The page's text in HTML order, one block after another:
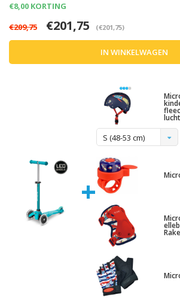
€8,00 KORTING
€209,75
€201,75 (€201,75)
IN WINKELWAGEN
+
S (48-53 cm)